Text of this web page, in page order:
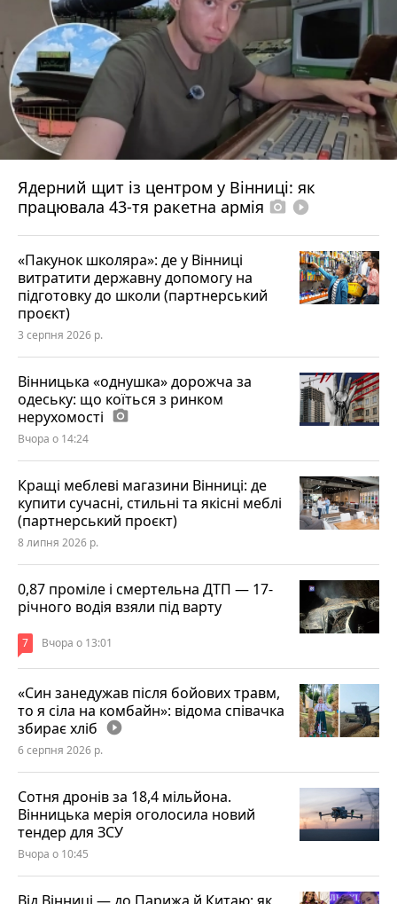
Ядерний щит із центром у Вінниці: як
працювала 43-тя ракетна армія photo_camera play_circle_filled
«Пакунок школяра»: де у Вінниці
витратити державну допомогу на
підготовку до школи (партнерський
проєкт)
3 серпня 2026 р.
Вінницька «однушка» дорожча за
одеську: що коїться з ринком
нерухомості photo_camera
Вчора о 14:24
Кращі меблеві магазини Вінниці: де
купити сучасні, стильні та якісні меблі
(партнерський проєкт)
8 липня 2026 р.
0,87 проміле і смертельна ДТП — 17-
річного водія взяли під варту
7 Вчора о 13:01
«Син занедужав після бойових травм,
то я сіла на комбайн»: відома співачка
збирає хліб play_circle_filled
6 серпня 2026 р.
Сотня дронів за 18,4 мільйона.
Вінницька мерія оголосила новий
тендер для ЗСУ
Вчора о 10:45